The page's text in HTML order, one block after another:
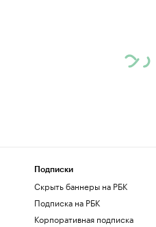
Подписки
Скрыть баннеры на РБК
Подписка на РБК
Корпоративная подписка